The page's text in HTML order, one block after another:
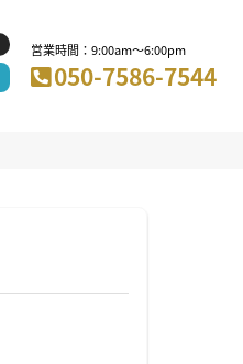
営業時間：9:00am～6:00pm
050-7586-7544